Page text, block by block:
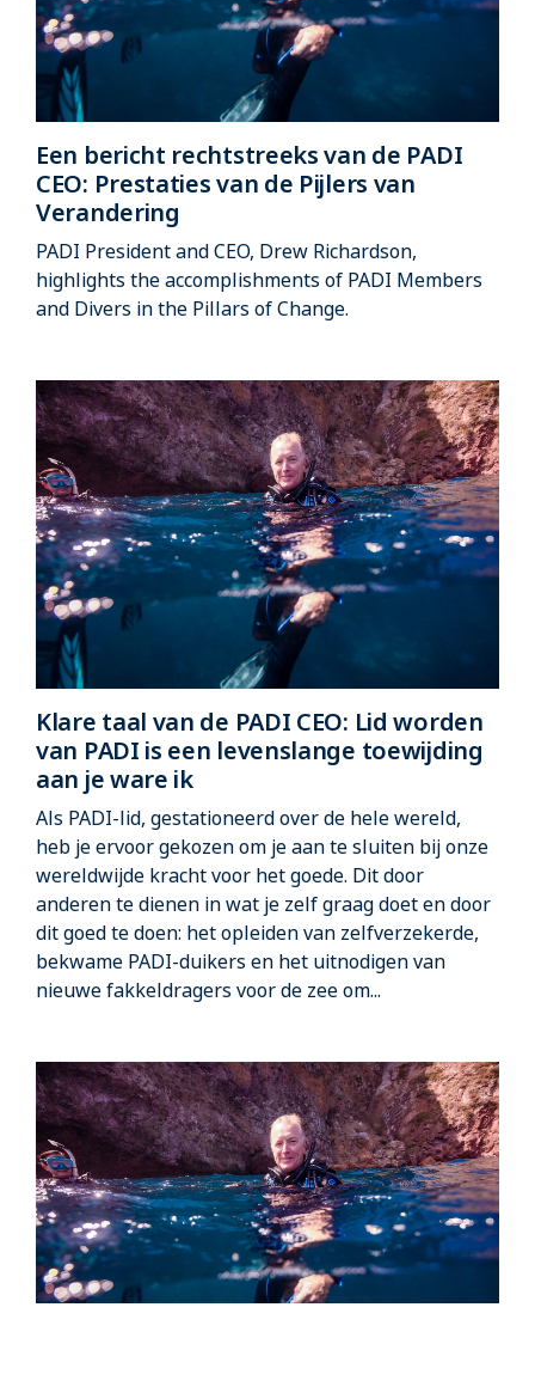
Een bericht rechtstreeks van de PADI
CEO: Prestaties van de Pijlers van
Verandering
PADI President and CEO, Drew Richardson,
highlights the accomplishments of PADI Members
and Divers in the Pillars of Change.
Klare taal van de PADI CEO: Lid worden
van PADI is een levenslange toewijding
aan je ware ik
Als PADI-lid, gestationeerd over de hele wereld,
heb je ervoor gekozen om je aan te sluiten bij onze
wereldwijde kracht voor het goede. Dit door
anderen te dienen in wat je zelf graag doet en door
dit goed te doen: het opleiden van zelfverzekerde,
bekwame PADI-duikers en het uitnodigen van
nieuwe fakkeldragers voor de zee om...